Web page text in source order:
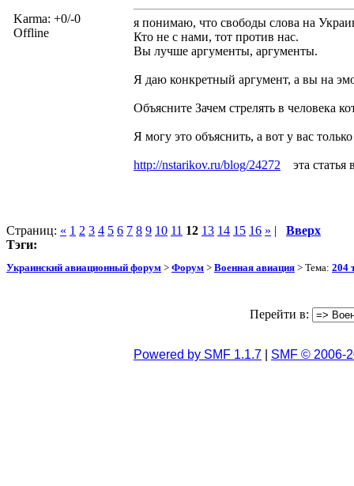
Karma: +0/-0
Offline
я понимаю, что свободы слова на
Кто не с нами, тот против нас.
Вы лучше аргументы, аргументы.
Я даю конкретный аргумент, а вы на
Объясните Зачем стрелять в человека
Я могу это объяснить, а вот у вас
http://nstarikov.ru/blog/24272 эта статья
Страниц: « 1 2 3 4 5 6 7 8 9 10 11 12 13 14 15 16 » | Вверх
Тэги:
Украинский авиационный форум > Форум > Военная авиация > Тема: 204
Перейти в:
Powered by SMF 1.1.7 SMF © 2006-